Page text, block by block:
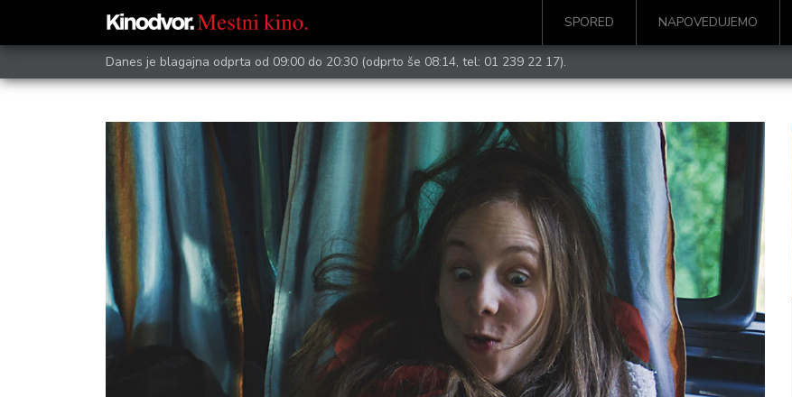
SPORED NAPOVEDUJEMO
Danes je blagajna odprta od 09:00 do 20:30 (odprto še 08:14, tel: 01 239 22 17).